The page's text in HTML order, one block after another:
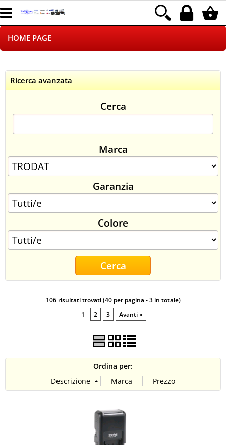
HOME PAGE
LOGISTICA
NEGOZI ON LINE
SINCRONIZZATI CON NOI
SPEDIZIONI
CONTATTI
Ricerca avanzata
Cerca
Marca
Garanzia
Colore
106 risultati trovati (40 per pagina - 3 in totale)
1
2 3 Avanti »
Ordina per: